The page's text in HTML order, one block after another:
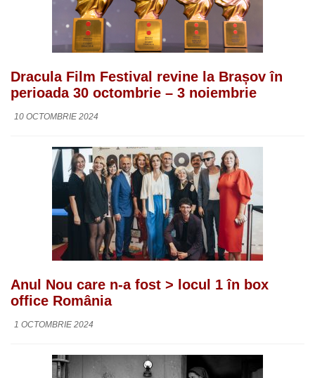
Dracula Film Festival revine la Brașov în
perioada 30 octombrie – 3 noiembrie
10 OCTOMBRIE 2024
Anul Nou care n-a fost > locul 1 în box
office România
1 OCTOMBRIE 2024